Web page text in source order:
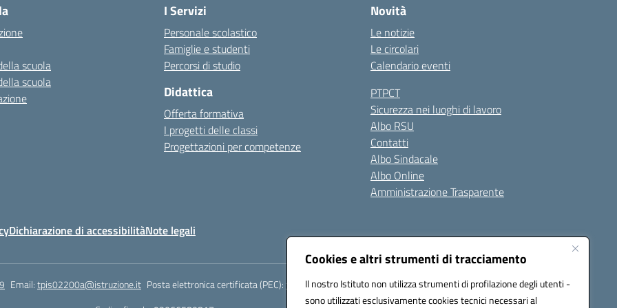
Cookies e altri strumenti di tracciamento
Il nostro Istituto non utilizza strumenti di profilazione degli utenti -
sono utilizzati esclusivamente cookies tecnici necessari al
scuola
scuola
I Servizi
Personale scolastico
Famiglie e studenti
Percorsi di studio
Didattica
Offerta formativa
I progetti delle classi
Progettazioni per competenze
Novità
Le notizie
Le circolari
Calendario eventi
PTPCT
Sicurezza nei luoghi di lavoro
Albo RSU
Contatti
Albo Sindacale
Albo Online
Amministrazione Trasparente
Dichiarazione di accessibilitàNote legali
Email:tpis02200a@istruzione.it Posta elettronica certificata (PEC):tpis02200a@pec.istruzione.it